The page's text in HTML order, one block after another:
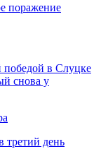
поражение
победой в Слуцке
снова у
день